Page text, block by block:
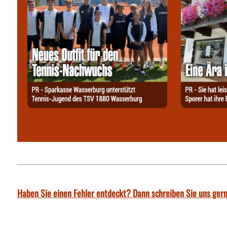
Haben Sie einen Fehler entdeckt? Dann schreiben Sie uns